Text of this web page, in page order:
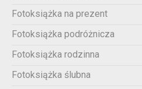
Fotoksiążka na prezent
Fotoksiążka podróżnicza
Fotoksiążka rodzinna
Fotoksiążka ślubna